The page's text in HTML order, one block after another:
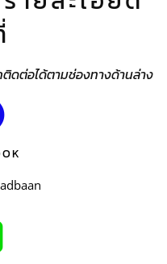
ดต่อได้ตามช่องทางด้านล่าง